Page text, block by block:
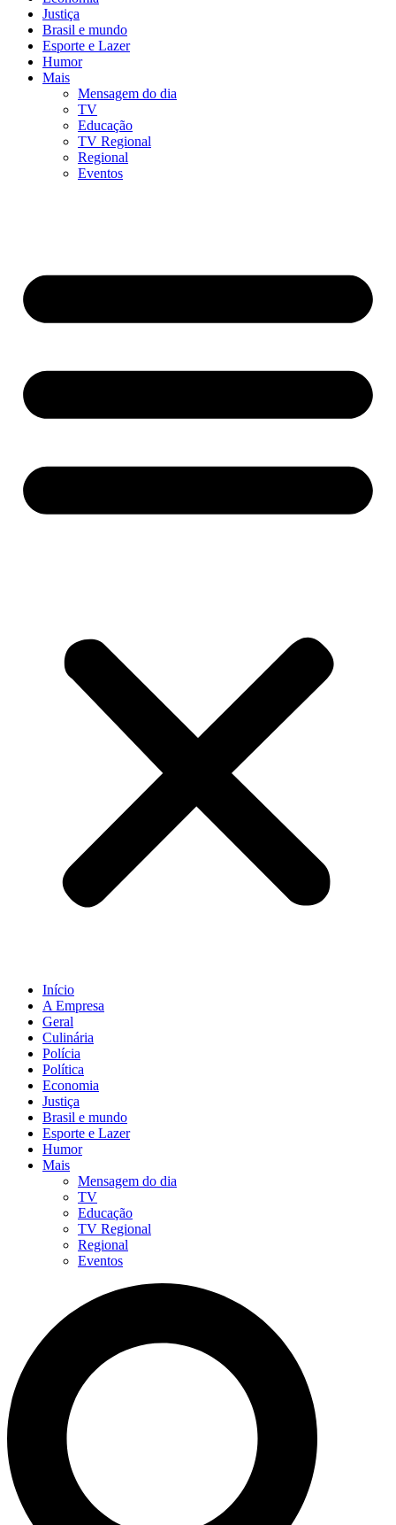
Justiça
Brasil e mundo
Esporte e Lazer
Humor
Mais
Mensagem do dia
TV
Educação
TV Regional
Regional
Eventos
Início
A Empresa
Geral
Culinária
Polícia
Política
Economia
Justiça
Brasil e mundo
Esporte e Lazer
Humor
Mais
Mensagem do dia
TV
Educação
TV Regional
Regional
Eventos